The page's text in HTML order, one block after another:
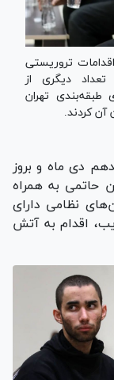
تروریستی
دیگری از
طبقه‌بندی تهران
کردند.
دی ماه و بروز
حاتمی به همراه
نظامی دارای
اقدام به آتش